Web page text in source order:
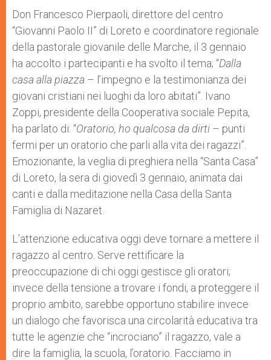
Don Francesco Pierpaoli, direttore del centro
“Giovanni Paolo II” di Loreto e coordinatore regionale
della pastorale giovanile delle Marche, il 3 gennaio
ha accolto i partecipanti e ha svolto il tema; “Dalla
casa alla piazza – l’impegno e la testimonianza dei
giovani cristiani nei luoghi da loro abitati”. Ivano
Zoppi, presidente della Cooperativa sociale Pepita,
ha parlato di: “Oratorio, ho qualcosa da dirti – punti
fermi per un oratorio che parli alla vita dei ragazzi”.
Emozionante, la veglia di preghiera nella “Santa Casa”
di Loreto, la sera di giovedì 3 gennaio, animata dai
canti e dalla meditazione nella Casa della Santa
Famiglia di Nazaret.
L’attenzione educativa oggi deve tornare a mettere il
ragazzo al centro. Serve rettificare la
preoccupazione di chi oggi gestisce gli oratori;
invece della tensione a trovare i fondi, a proteggere il
proprio ambito, sarebbe opportuno stabilire invece
un dialogo che favorisca una circolarità educativa tra
tutte le agenzie che “incrociano” il ragazzo, vale a
dire la famiglia, la scuola, l’oratorio. Facciamo in